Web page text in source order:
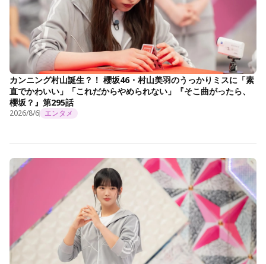
カンニング村山誕生？！ 櫻坂46・村山美羽のうっかりミスに「素
直でかわいい」「これだからやめられない」『そこ曲がったら、
櫻坂？』第295話
2026/8/6 エンタメ